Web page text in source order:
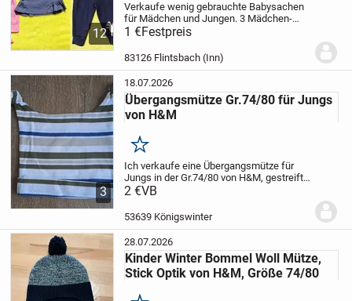
12
Verkaufe wenig gebrauchte Babysachen
für Mädchen und Jungen.3 Mädchen-
Tops - Gr.: 74 für insgesamt 4,- €
Top mit Hose - Gr.: 80 für 4,- €
1 Hemd - Gr.: 74-80 für insgesamt 5,-...
1 €Festpreis
83126 Flintsbach (Inn)
3
18.07.2026
Übergangsmütze Gr.74/80 für Jungs
von H&M
Merken
Ich verkaufe eine Übergangsmütze für
Jungs in der Gr.74/80 von H&M, gestreift
mit folgenden Farben:
getragen, sie ist aber in einem sehr guten
Zustand, ohne...
2 €VB
53639 Königswinter
28.07.2026
Kinder Winter Bommel Woll Mütze,
Stick Optik von H&M, Größe 74/80